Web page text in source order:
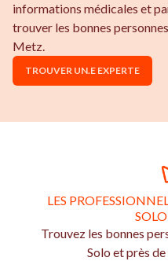
informations médicales et
trouver les bonnes
Metz.
TROUVER UN.E EXPERTE
LES
Trouvez les bonnes
Solo et près